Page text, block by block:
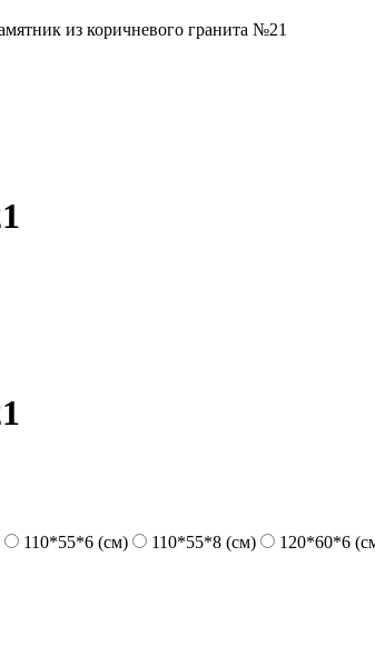
из коричневого гранита №21
110*55*6 (см) 110*55*8 (см) 120*60*6